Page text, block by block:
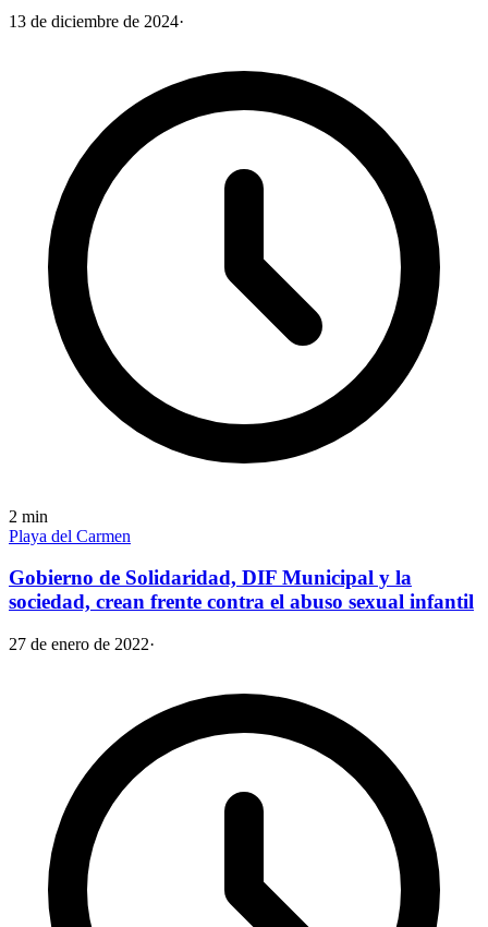
13 de diciembre de 2024·
2 min
Playa del Carmen
Gobierno de Solidaridad, DIF Municipal y la
sociedad, crean frente contra el abuso sexual infantil
27 de enero de 2022·